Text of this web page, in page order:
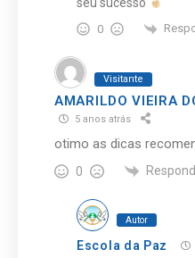
0
Visitante
AMARILDO VIEIRA
5 anos atrás
otimo as dicas
0
Autor
Escola da Paz